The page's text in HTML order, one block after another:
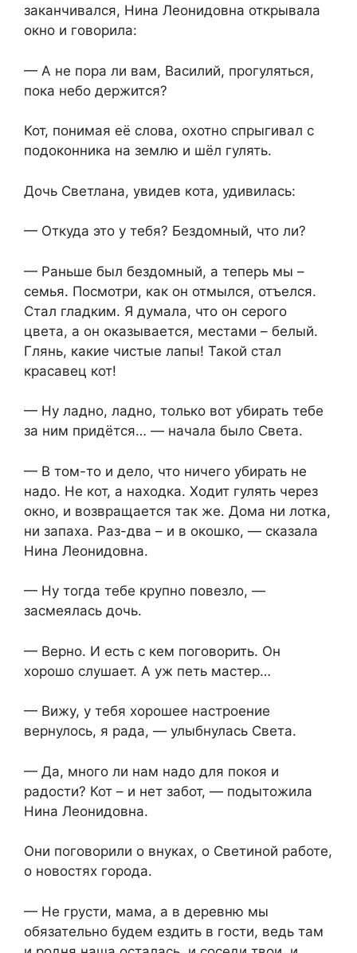
заканчивался, Нина Леонидовна открывала
окно и говорила:
— А не пора ли вам, Василий, прогуляться,
пока небо держится?
Кот, понимая её слова, охотно спрыгивал с
подоконника на землю и шёл гулять.
Дочь Светлана, увидев кота, удивилась:
— Откуда это у тебя? Бездомный, что ли?
— Раньше был бездомный, а теперь мы –
семья. Посмотри, как он отмылся, отъелся.
Стал гладким. Я думала, что он серого
цвета, а он оказывается, местами – белый.
Глянь, какие чистые лапы! Такой стал
красавец кот!
— Ну ладно, ладно, только вот убирать тебе
за ним придётся… — начала было Света.
— В том-то и дело, что ничего убирать не
надо. Не кот, а находка. Ходит гулять через
окно, и возвращается так же. Дома ни лотка,
ни запаха. Раз-два – и в окошко, — сказала
Нина Леонидовна.
— Ну тогда тебе крупно повезло, —
засмеялась дочь.
— Верно. И есть с кем поговорить. Он
хорошо слушает. А уж петь мастер…
— Вижу, у тебя хорошее настроение
вернулось, я рада, — улыбнулась Света.
— Да, много ли нам надо для покоя и
радости? Кот – и нет забот, — подытожила
Нина Леонидовна.
Они поговорили о внуках, о Светиной работе,
о новостях города.
— Не грусти, мама, а в деревню мы
обязательно будем ездить в гости, ведь там